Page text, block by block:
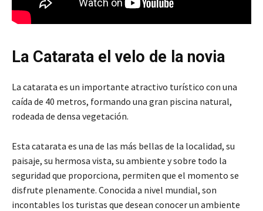
La Catarata el velo de la novia
La catarata es un importante atractivo turístico con una
caída de 40 metros, formando una gran piscina natural,
rodeada de densa vegetación.
Esta catarata es una de las más bellas de la localidad, su
paisaje, su hermosa vista, su ambiente y sobre todo la
seguridad que proporciona, permiten que el momento se
disfrute plenamente. Conocida a nivel mundial, son
incontables los turistas que desean conocer un ambiente